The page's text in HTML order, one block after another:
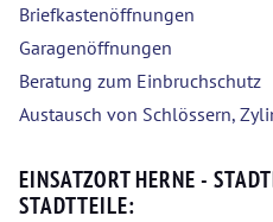
Briefkastenöffnungen
Garagenöffnungen
Beratung zum Einbruchschutz
Austausch von Schlössern,
EINSATZORT HERNE -
STADTTEILE: